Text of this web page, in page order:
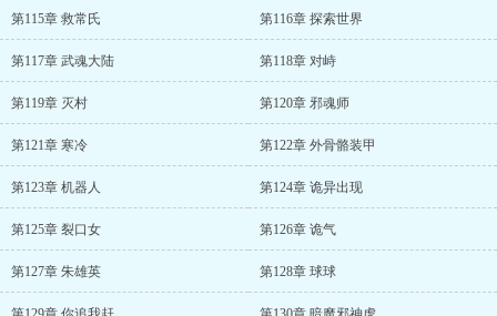
第115章 救常氏 第116章 探索世界
第117章 武魂大陆 第118章 对峙
第119章 灭村 第120章 邪魂师
第121章 寒冷 第122章 外骨骼装甲
第123章 机器人 第124章 诡异出现
第125章 裂口女 第126章 诡气
第127章 朱雄英 第128章 球球